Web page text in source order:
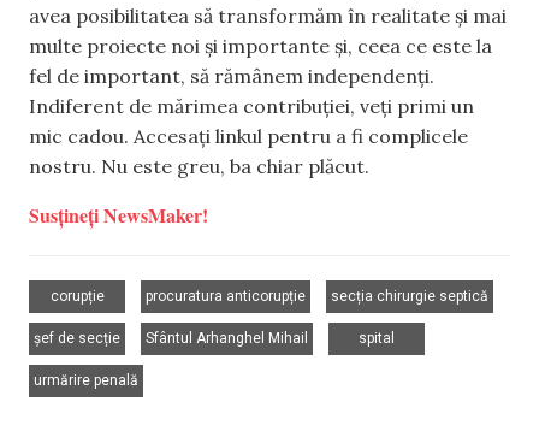
avea posibilitatea să transformăm în realitate și mai
multe proiecte noi și importante și, ceea ce este la
fel de important, să rămânem independenți.
Indiferent de mărimea contribuției, veți primi un
mic cadou. Accesați linkul pentru a fi complicele
nostru. Nu este greu, ba chiar plăcut.
Susțineți NewsMaker!
corupție
procuratura anticorupție
secția chirurgie septică
șef de secție
Sfântul Arhanghel Mihail
spital
urmărire penală